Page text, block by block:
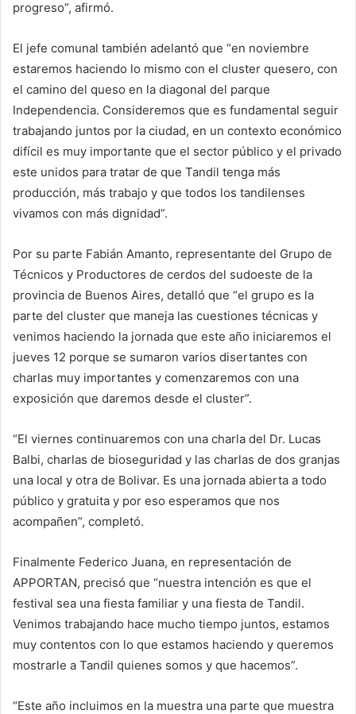
progreso”, afirmó.
El jefe comunal también adelantó que “en noviembre
estaremos haciendo lo mismo con el cluster quesero, con
el camino del queso en la diagonal del parque
Independencia. Consideremos que es fundamental seguir
trabajando juntos por la ciudad, en un contexto económico
difícil es muy importante que el sector público y el privado
este unidos para tratar de que Tandil tenga más
producción, más trabajo y que todos los tandilenses
vivamos con más dignidad”.
Por su parte Fabián Amanto, representante del Grupo de
Técnicos y Productores de cerdos del sudoeste de la
provincia de Buenos Aires, detalló que “el grupo es la
parte del cluster que maneja las cuestiones técnicas y
venimos haciendo la jornada que este año iniciaremos el
jueves 12 porque se sumaron varios disertantes con
charlas muy importantes y comenzaremos con una
exposición que daremos desde el cluster”.
“El viernes continuaremos con una charla del Dr. Lucas
Balbi, charlas de bioseguridad y las charlas de dos granjas
una local y otra de Bolivar. Es una jornada abierta a todo
público y gratuita y por eso esperamos que nos
acompañen”, completó.
Finalmente Federico Juana, en representación de
APPORTAN, precisó que “nuestra intención es que el
festival sea una fiesta familiar y una fiesta de Tandil.
Venimos trabajando hace mucho tiempo juntos, estamos
muy contentos con lo que estamos haciendo y queremos
mostrarle a Tandil quienes somos y que hacemos”.
“Este año incluimos en la muestra una parte que muestra